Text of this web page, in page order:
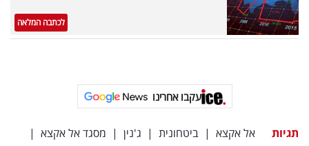
לכתבה המלאה
עקבו אחרינו
תגיות אל אקצא | ביטחונית | ג'נין | מסגד אל אקצא |